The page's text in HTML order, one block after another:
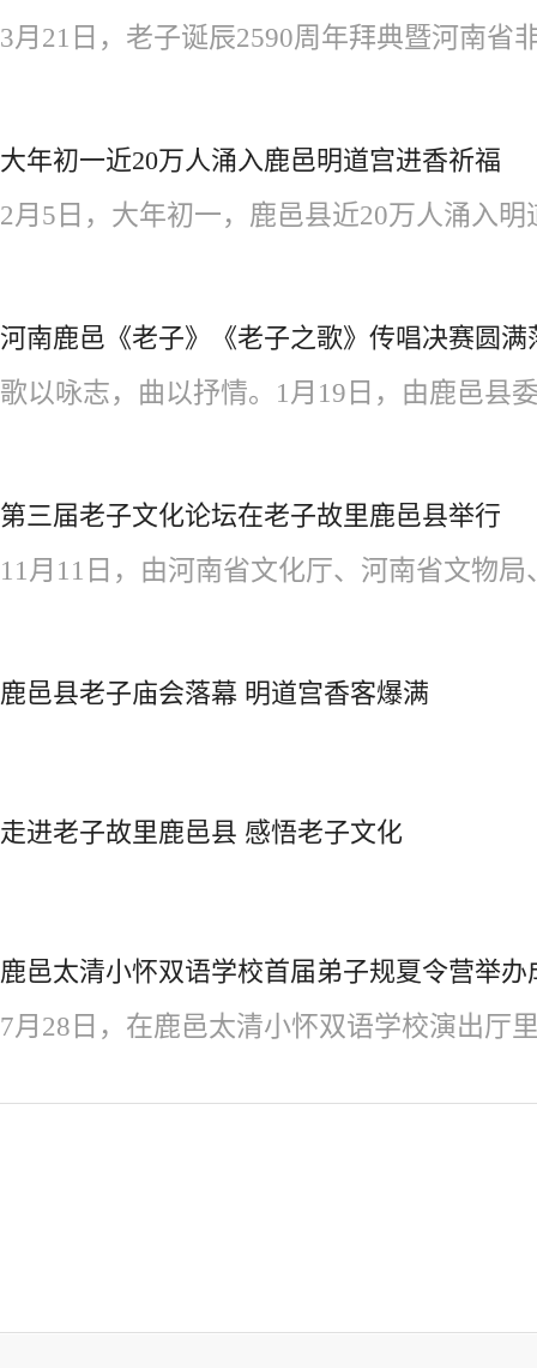
3月21日，老子诞辰2590周年拜典暨河南省
大年初一近20万人涌入鹿邑明道宫进香祈福
2月5日，大年初一，鹿邑县近20万人涌入
河南鹿邑《老子》《老子之歌》传唱决赛圆满
歌以咏志，曲以抒情。1月19日，由鹿邑县
第三届老子文化论坛在老子故里鹿邑县举行
11月11日，由河南省文化厅、河南省文物
鹿邑县老子庙会落幕 明道宫香客爆满
走进老子故里鹿邑县 感悟老子文化
鹿邑太清小怀双语学校首届弟子规夏令营举办
7月28日，在鹿邑太清小怀双语学校演出厅